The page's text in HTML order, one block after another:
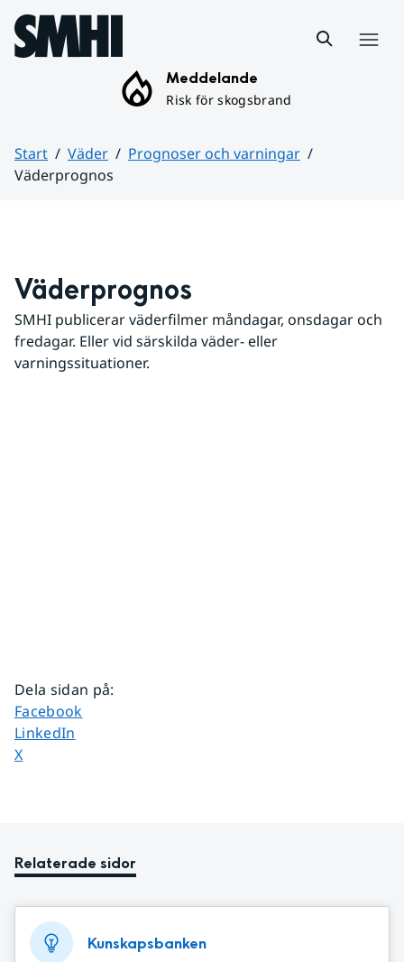
Hoppa till sidans innehåll
Meddelande
Risk för skogsbrand
Start Väder
Prognoser och varningar
Väderprognos
Väderprognos
SMHI publicerar väderfilmer måndagar, onsdagar och
fredagar. Eller vid särskilda väder- eller
varningssituationer.
Dela sidan på:
Dela sidan på
Facebook
Dela sidan på
LinkedIn
Dela sidan på
X
Relaterade sidor
Kunskapsbanken